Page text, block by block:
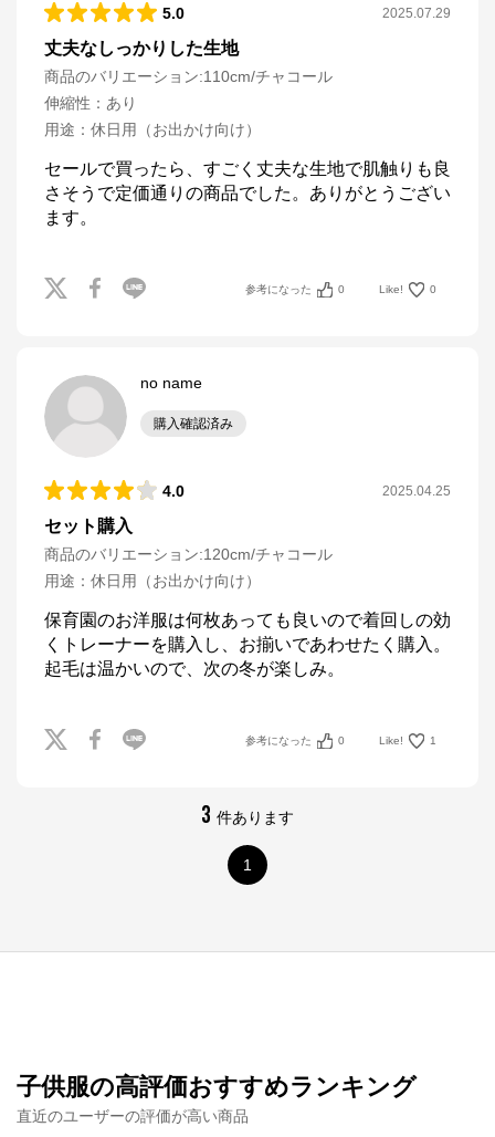
5.0 2025.07.29
丈夫なしっかりした生地
商品のバリエーション:110cm/チャコール
伸縮性 ： あり
用途 ： 休日用（お出かけ向け）
セールで買ったら、すごく丈夫な生地で肌触りも良
さそうで定価通りの商品でした。ありがとうござい
ます。
参考になった 0 Like! 0
no name
購入確認済み
4.0 2025.04.25
セット購入
商品のバリエーション:120cm/チャコール
用途 ： 休日用（お出かけ向け）
保育園のお洋服は何枚あっても良いので着回しの効
くトレーナーを購入し、お揃いであわせたく購入。
起毛は温かいので、次の冬が楽しみ。
参考になった 0 Like! 1
3 件あります
1
子供服の高評価おすすめランキング
直近のユーザーの評価が高い商品